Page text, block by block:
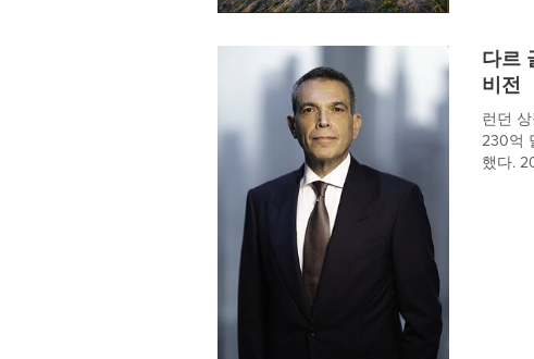
다르
비전
런던
230억
했다.